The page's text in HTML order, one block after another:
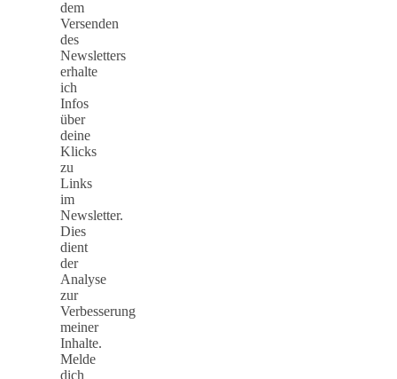
dem
Versenden
des
Newsletters
erhalte
ich
Infos
über
deine
Klicks
zu
Links
im
Newsletter.
Dies
dient
der
Analyse
zur
Verbesserung
meiner
Inhalte.
Melde
dich